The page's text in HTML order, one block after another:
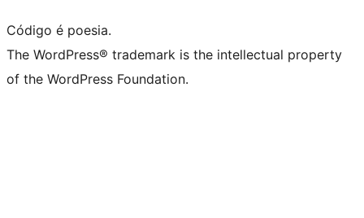
Código é poesia.
The WordPress® trademark is the intellectual property
of the WordPress Foundation.